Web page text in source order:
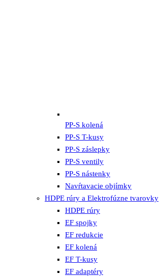
PP-S kolená
PP-S T-kusy
PP-S záslepky
PP-S ventily
PP-S nástenky
Navŕtavacie objímky
HDPE rúry a Elektrofúzne tvarovky
HDPE rúry
EF spojky
EF redukcie
EF kolená
EF T-kusy
EF adaptéry